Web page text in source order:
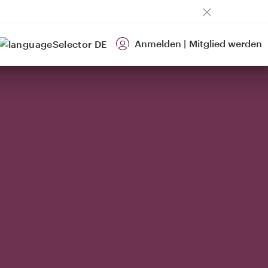
DE Anmelden | Mitglied werden